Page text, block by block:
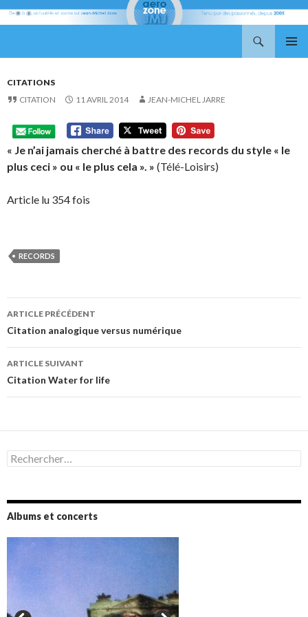
CONTENU
CITATIONS
CITATION
11 AVRIL 2014 JEAN-MICHEL JARRE
« Je n’ai jamais cherché à battre des records du style « le
plus ceci » ou « le plus cela ». » (Télé-Loisirs)
Article lu 354 fois
RECORDS
Navigation
des
articles
ARTICLE PRÉCÉDENT
Citation analogique versus numérique
ARTICLE SUIVANT
Citation Water for life
Rechercher :
Albums et concerts